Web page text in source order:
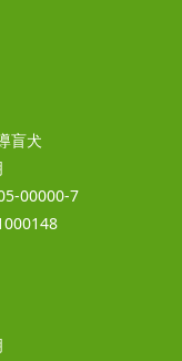
盲犬
00000-7